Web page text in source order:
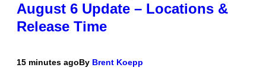
August 6 Update – Locations &
Release Time
15 minutes agoBy Brent Koepp